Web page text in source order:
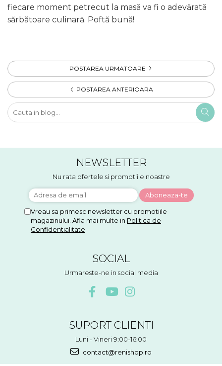
fiecare moment petrecut la masă va fi o adevărată
sărbătoare culinară. Poftă bună!
POSTAREA URMATOARE
POSTAREA ANTERIOARA
NEWSLETTER
Nu rata ofertele si promotiile noastre
Vreau sa primesc newsletter cu promotiile
magazinului. Afla mai multe in Politica de
Confidentialitate
SOCIAL
Urmareste-ne in social media
SUPORT CLIENTI
Luni - Vineri 9:00-16:00
contact@renishop.ro